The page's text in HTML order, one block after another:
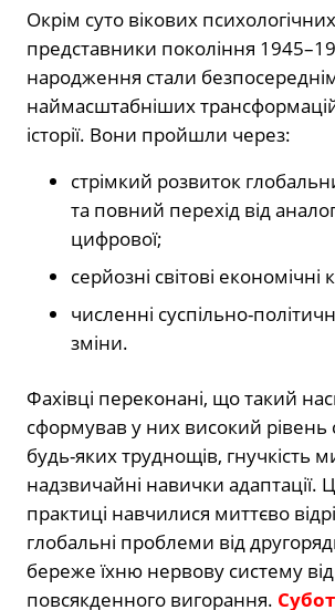
Окрім суто вікових
представники покоління
народження стали
наймасштабніших
історії. Вони пройшли через:
стрімкий розвиток
та повний перехід від
цифрової;
серйозні світові економічні
численні суспільно-
зміни.
Фахівці переконані, що такий
сформував у них високий рівень
будь-яких труднощів, гнучкість
надзвичайні навички адаптації.
практиці навчилися миттєво
глобальні проблеми від
береже їхню нервову систему від
повсякденного вигорання.